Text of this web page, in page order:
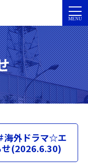
海外ドラマ☆エ
せ(2026.6.30)